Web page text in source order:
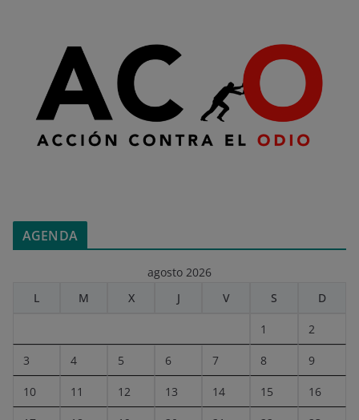
AGENDA
agosto 2026
L
M X J V S D
1 2
3 4 5 6 7 8 9
10 11 12 13 14 15 16